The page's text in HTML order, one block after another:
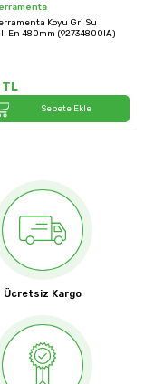
Koyu Gri Su
480mm (92734800IA)
Sepete Ekle
Ücretsiz Kargo